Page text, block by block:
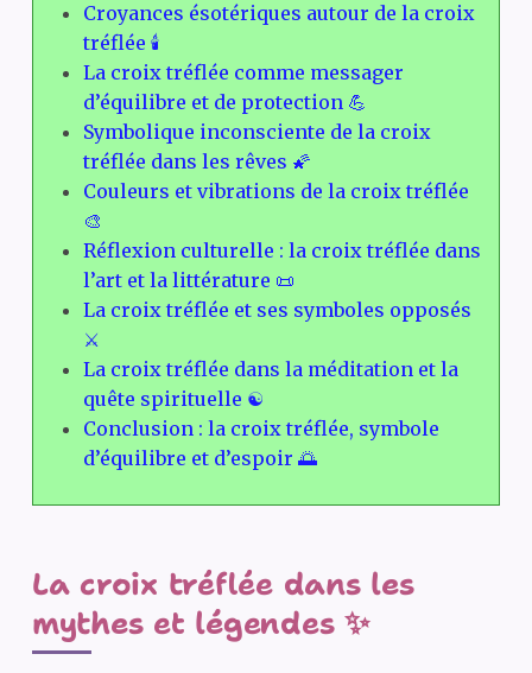
Croyances ésotériques autour de la croix
tréflée 🕯️
La croix tréflée comme messager
d’équilibre et de protection 💪
Symbolique inconsciente de la croix
tréflée dans les rêves 🌠
Couleurs et vibrations de la croix tréflée
🎨
Réflexion culturelle : la croix tréflée dans
l’art et la littérature 📜
La croix tréflée et ses symboles opposés
⚔️
La croix tréflée dans la méditation et la
quête spirituelle ☯️
Conclusion : la croix tréflée, symbole
d’équilibre et d’espoir 🌅
La croix tréflée dans les
mythes et légendes ✨